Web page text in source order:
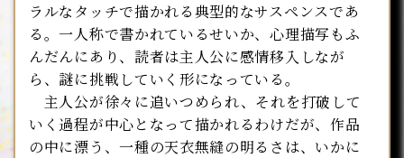
ラルなタッチで描かれる典型的なサスペンスであ
る。一人称で書かれているせいか、心理描写もふ
んだんにあり、読者は主人公に感情移入しなが
ら、謎に挑戦していく形になっている。
主人公が徐々に追いつめられ、それを打破して
いく過程が中心となって描かれるわけだが、作品
の中に漂う、一種の天衣無縫の明るさは、いかに